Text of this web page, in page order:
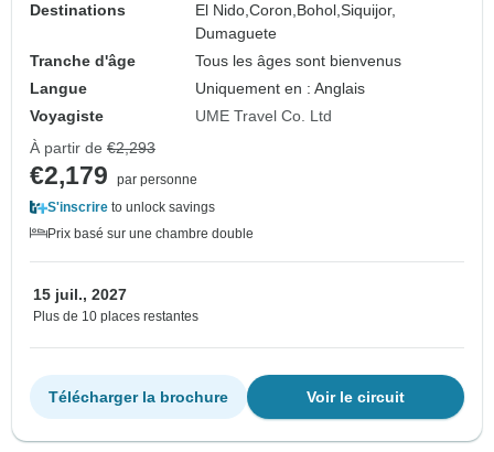
Destinations
El Nido,Coron, Bohol,Siquijor,
Dumaguete
Tranche d'âge
Tous les âges sont bienvenus
Langue
Uniquement en : Anglais
Voyagiste
UME Travel Co. Ltd
À partir de €2,293
€2,179
par personne
S'inscrire to unlock savings
Prix basé sur une chambre double
15 juil., 2027
Plus de 10 places restantes
Voir le circuit
Télécharger la brochure